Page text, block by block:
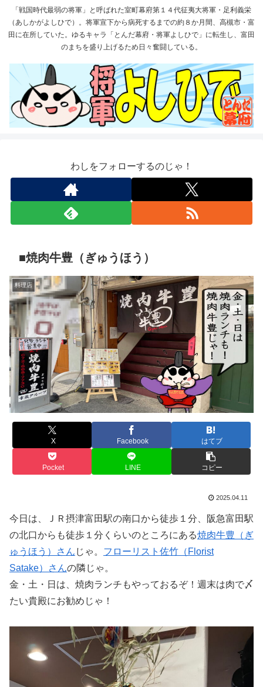
「戦国時代最弱の将軍」と呼ばれた室町幕府第１４代征夷大将軍・足利義栄
（あしかがよしひで）。将軍宣下から病死するまでの約８か月間、高槻市・富
田に在所していた。ゆるキャラ「とんだ幕府・将軍よしひで」に転生し、富田
のまちを盛り上げるため日々奮闘している。
わしをフォローするのじゃ！
■焼肉牛豊（ぎゅうほう）
料理店
X Facebook はてブ
Pocket LINE コピー
2025.04.11
今日は、ＪＲ摂津富田駅の南口から徒歩１分、阪急富田駅
の北口からも徒歩１分くらいのところにある焼肉牛豊（ぎ
ゅうほう）さん じゃ。 フローリスト佐竹（Florist
Satake）さんの隣じゃ。
金・土・日は、焼肉ランチもやっておるぞ！週末は肉で〆
たい貴殿にお勧めじゃ！